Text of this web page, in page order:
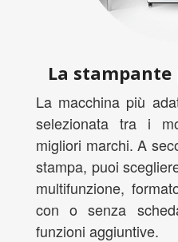
La
La macchina più
selezionata tra i
migliori marchi. A
stampa, puoi
multifunzione,
con o senza
funzioni aggiuntive.